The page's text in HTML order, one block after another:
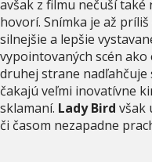
avšak z filmu nečuší také
hovorí. Snímka je až
silnejšie a lepšie
vypointovaných scén
druhej strane
čakajú veľmi inovatívne
sklamaní. Lady Bird však
či časom nezapadne